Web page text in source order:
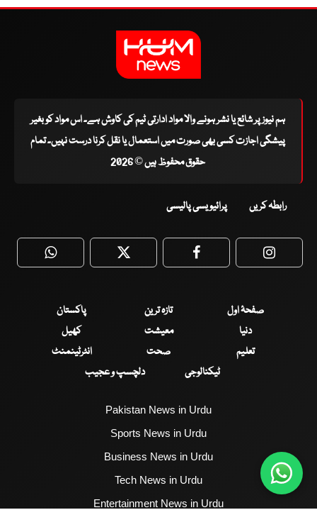
ہم نیوز پر شائع یا نشر ہونے والا مواد ادارتی ٹیم کی کاوش ہے۔ اس مواد کو بغیر
پیشگی اجازت کسی بھی صورت میں استعمال یا نقل کرنا درست نہیں۔ تمام
حقوق محفوظ ہیں © 2026
رابطہ کریں پرائیویسی پالیسی
WhatsApp Twitter Facebook
صفحۂ اول تازہ ترین
پاکستان
دنیا
معیشت
کھیل
تعلیم
صحت
انٹرٹینمنٹ
ٹیکنالوجی
دلچسپ و عجیب
Pakistan News in Urdu
Sports News in Urdu
Business News in Urdu
Tech News in Urdu
Entertainment News in Urdu